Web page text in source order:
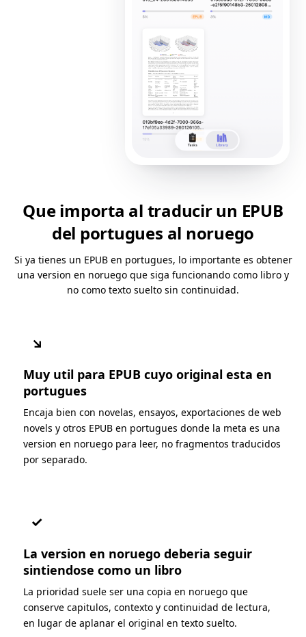
Que importa al traducir un EPUB
del portugues al noruego
Si ya tienes un EPUB en portugues, lo importante es obtener
una version en noruego que siga funcionando como libro y
no como texto suelto sin continuidad.
↘
Muy util para EPUB cuyo original esta en
portugues
Encaja bien con novelas, ensayos, exportaciones de web
novels y otros EPUB en portugues donde la meta es una
version en noruego para leer, no fragmentos traducidos
por separado.
✓
La version en noruego deberia seguir
sintiendose como un libro
La prioridad suele ser una copia en noruego que
conserve capitulos, contexto y continuidad de lectura,
en lugar de aplanar el original en texto suelto.